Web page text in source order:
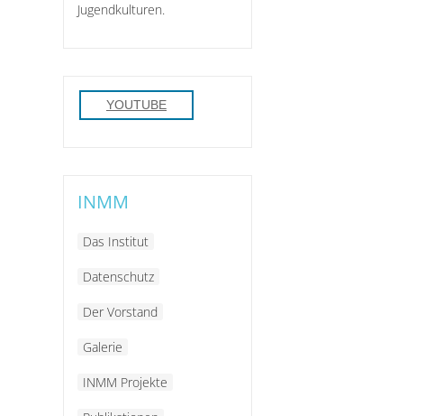
Jugendkulturen.
YOUTUBE
INMM
Das Institut
Datenschutz
Der Vorstand
Galerie
INMM Projekte